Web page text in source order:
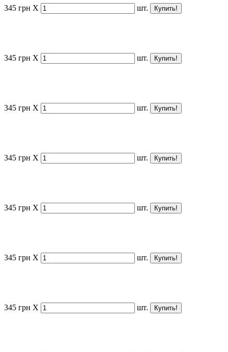
345 грн X шт.
345 грн X шт.
345 грн X шт.
345 грн X шт.
345 грн X шт.
345 грн X шт.
345 грн X шт.